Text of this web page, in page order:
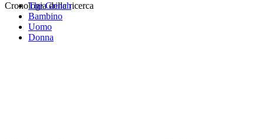
Cronologia della ricerca
The Grinch
Bambino
Uomo
Donna